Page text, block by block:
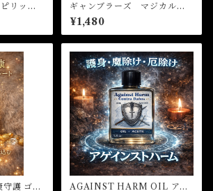
リット
Was
LUCK
ギャンブラーズ マジカルオ
イル・魔女 GAMBLERS M
agical Oil
¥1,480
護 ゴー
AGAINST HARM OIL アゲ